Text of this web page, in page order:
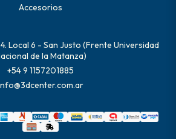
Accesorios
Local 6 - San Justo (Frente Universidad
de la Matanza)
+54 9 1157201885